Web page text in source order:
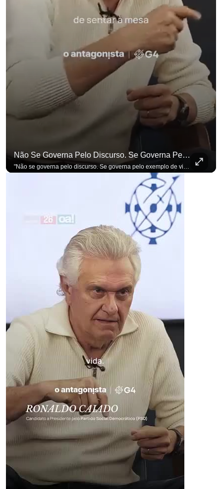
Não Se Governa Pelo Discurso. Se Governa Pelo Exemplo De Vida", Alfineta Ronaldo Caiado
"Não se governa pelo discurso. Se governa pelo exemplo de vida", alfineta Ronaldo Caiado, respondendo a empresários na primeira Sabatina Presidencial com a pauta definida por quem constrói o país. Se você busca informação com credibilidade, inscreva-se agora e ative o